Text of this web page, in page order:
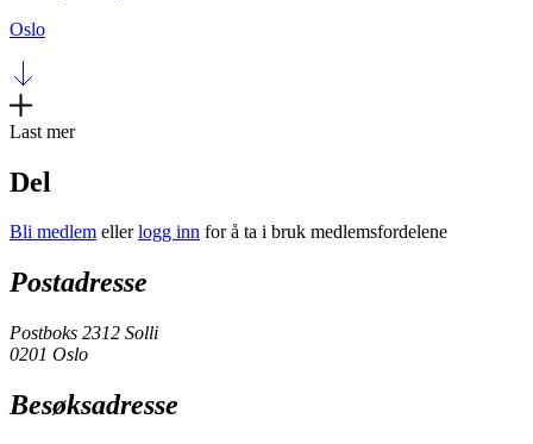
Oslo
Last mer
Del
Bli medlem ellerlogg inn for å ta i bruk medlemsfordelene
Postadresse
Postboks 2312 Solli
0201 Oslo
Besøksadresse